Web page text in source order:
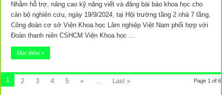
Nhằm hỗ trợ, nâng cao kỹ năng viết và đăng bài báo khoa học cho
cán bộ nghiên cứu, ngày 19/9/2024, tại Hội trường tầng 2 nhà 7 tầng,
Công đoàn cơ sở Viện Khoa học Lâm nghiệp Việt Nam phối hợp với
Đoàn thanh niên CSHCM Viện Khoa học …
Đọc thêm »
Page 1 of 6
1 2 3 4 5 » Last »